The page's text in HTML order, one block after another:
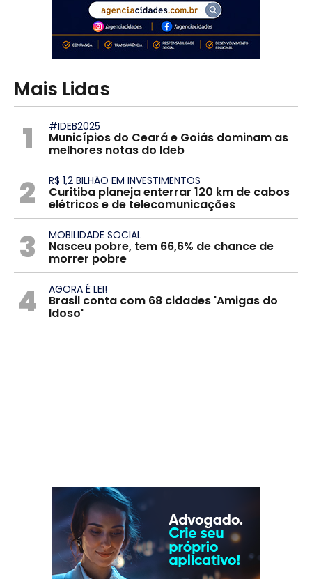
Mais Lidas
1 #IDEB2025
Municípios do Ceará e Goiás dominam as
melhores notas do Ideb
2 R$ 1,2 BILHÃO EM INVESTIMENTOS
Curitiba planeja enterrar 120 km de cabos
elétricos e de telecomunicações
3 MOBILIDADE SOCIAL
Nasceu pobre, tem 66,6% de chance de
morrer pobre
4 AGORA É LEI!
Brasil conta com 68 cidades 'Amigas do
Idoso'